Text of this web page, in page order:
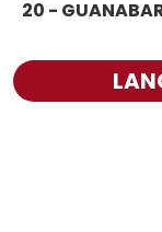
20 -